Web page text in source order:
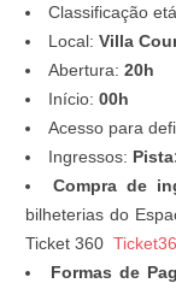
Classificação
Local: Villa
Abertura: 20h
Início: 00h
Acesso para
Ingressos:
Compra de
bilheterias do
Ticket 360
Formas de